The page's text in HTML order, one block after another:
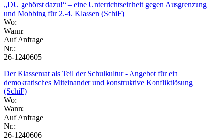
„DU gehörst dazu!“ – eine Unterrichtseinheit gegen Ausgrenzung
und Mobbing für 2.-4. Klassen (SchiF)
Wo:
Wann:
Auf Anfrage
Nr.:
26-1240605
Der Klassenrat als Teil der Schulkultur - Angebot für ein
demokratisches Miteinander und konstruktive Konfliktlösung
(SchiF)
Wo:
Wann:
Auf Anfrage
Nr.:
26-1240606